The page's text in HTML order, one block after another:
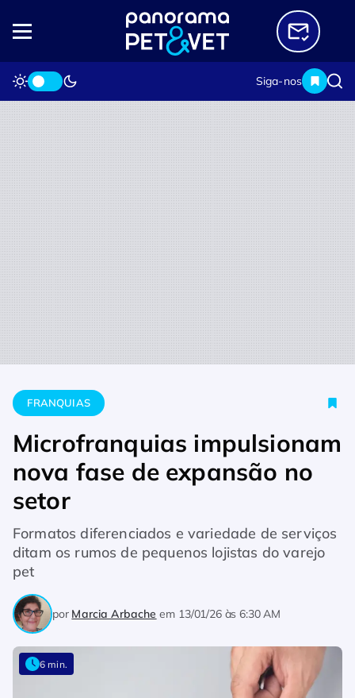
Siga-nos
Home Franquias Microfranquias impulsionam nova fase de
FRANQUIAS
Microfranquias impulsionam
nova fase de expansão no
setor
Formatos diferenciados e variedade de serviços
ditam os rumos de pequenos lojistas do varejo
pet
por Marcia Arbache em 13/01/26 às 6:30 AM
6 min.